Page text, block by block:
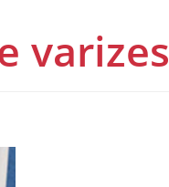
varizes